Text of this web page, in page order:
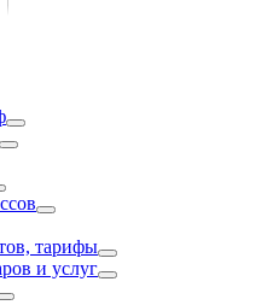
тарифы
и услуг